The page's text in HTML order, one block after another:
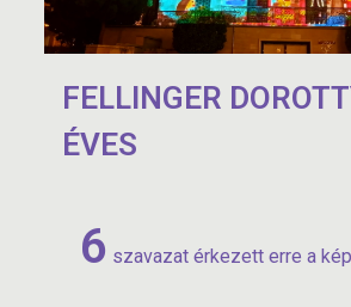
FELLINGER
ÉVES
6 szavazat érkezett erre a